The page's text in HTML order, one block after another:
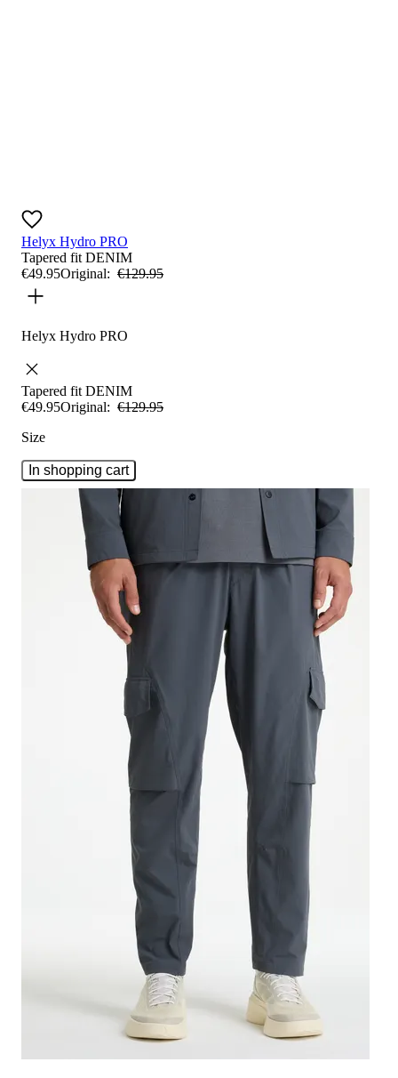
Helyx Hydro PRO
Tapered fitDENIM
€49.95Original: €129.95
Helyx Hydro PRO
Tapered fitDENIM
€49.95Original: €129.95
Size
In shopping cart